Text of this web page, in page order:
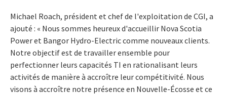
Michael Roach, président et chef de l'exploitation de CGI, a
ajouté : « Nous sommes heureux d'accueillir Nova Scotia
Power et Bangor Hydro-Electric comme nouveaux clients.
Notre objectif est de travailler ensemble pour
perfectionner leurs capacités TI en rationalisant leurs
activités de manière à accroître leur compétitivité. Nous
visons à accroître notre présence en Nouvelle-Écosse et ce